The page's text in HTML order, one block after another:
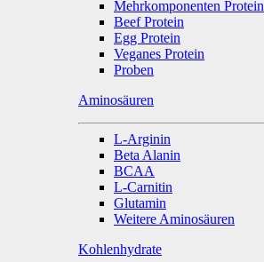
Mehrkomponenten Protein
Beef Protein
Egg Protein
Veganes Protein
Proben
Aminosäuren
L-Arginin
Beta Alanin
BCAA
L-Carnitin
Glutamin
Weitere Aminosäuren
Kohlenhydrate